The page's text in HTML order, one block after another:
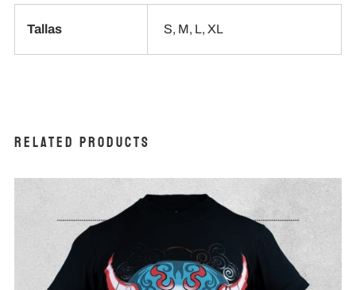
Tallas S, M, L, XL
Related products